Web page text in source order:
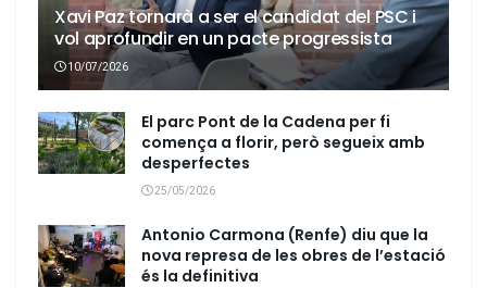
Xavi Paz tornarà a ser el candidat del PSC i
vol aprofundir en un pacte progressista
10/07/2026
El parc Pont de la Cadena per fi
comença a florir, però segueix amb
desperfectes
25/05/2026
Antonio Carmona (Renfe) diu que la
nova represa de les obres de l’estació
és la definitiva